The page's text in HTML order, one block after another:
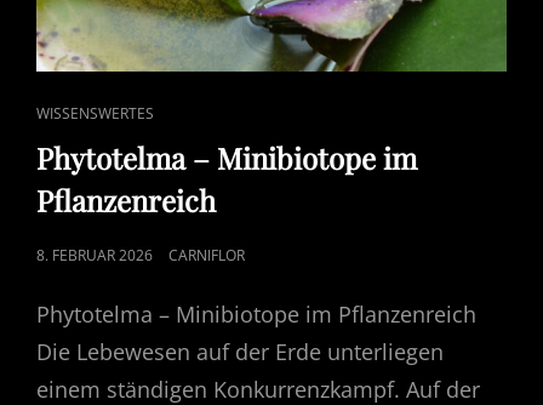
CAT
LINKS
WISSENSWERTES
Phytotelma – Minibiotope im
Pflanzenreich
POSTED
8. FEBRUAR 2026 CARNIFLOR
Phytotelma – Minibiotope im Pflanzenreich
Die Lebewesen auf der Erde unterliegen
einem ständigen Konkurrenzkampf. Auf der